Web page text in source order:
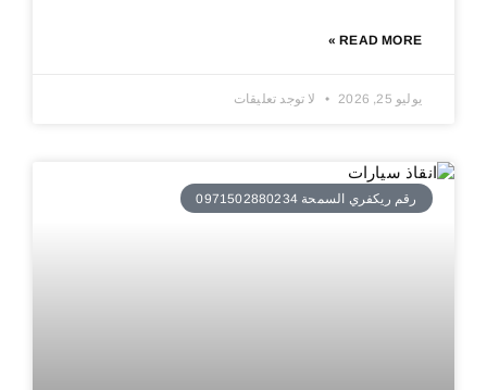
READ MORE »
يوليو 25, 2026 لا توجد تعليقات
رقم ريكفري السمحة 0971502880234